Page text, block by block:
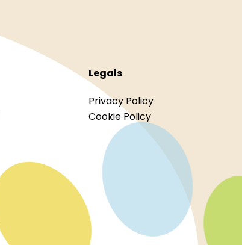
Legals
Privacy Policy
Cookie Policy